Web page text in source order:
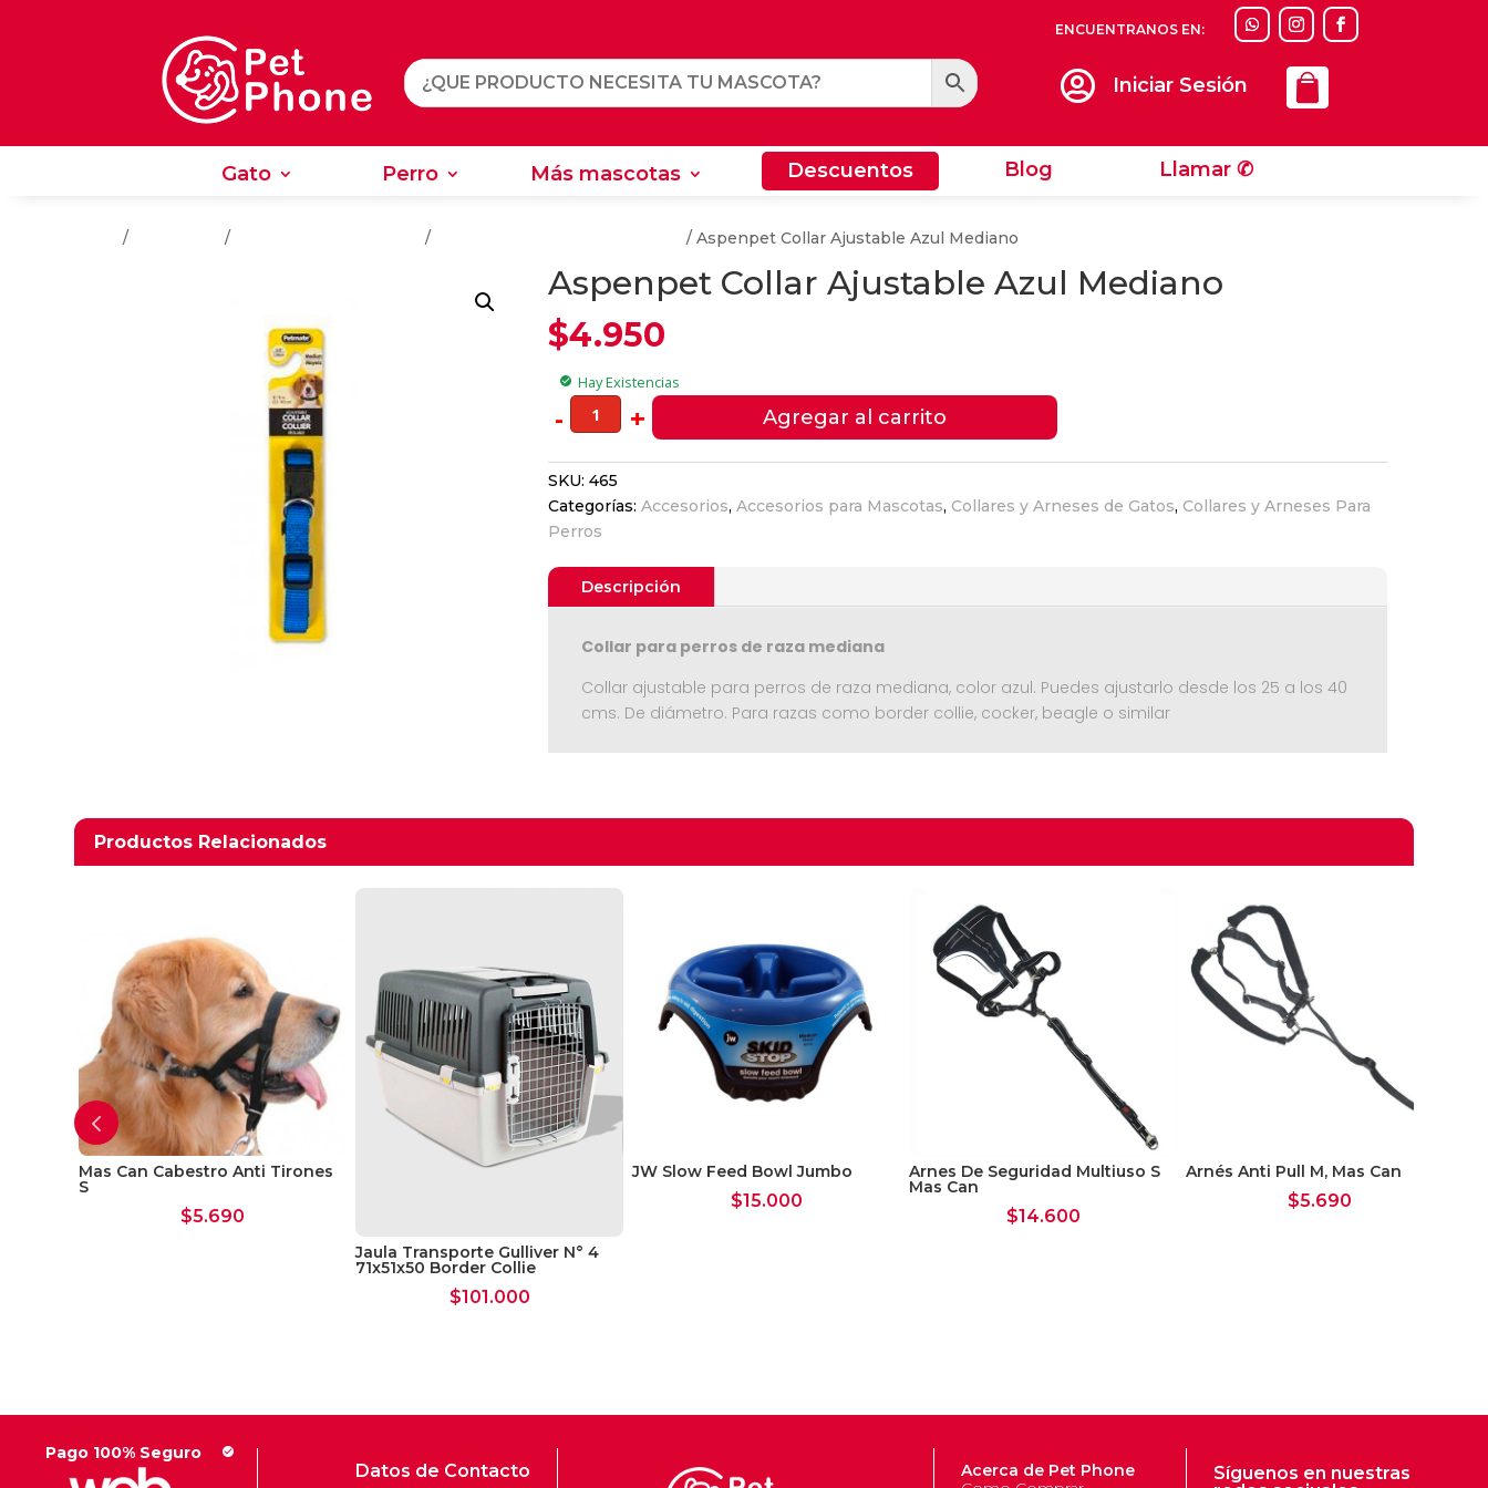
ENCUENTRANOS EN:
 Iniciar Sesión
Gato Perro Más mascotas Descuentos Blog Llamar ✆
Llamar ✆
/ / / / Aspenpet Collar Ajustable Azul Mediano
Aspenpet Collar Ajustable Azul Mediano
$4.950
check_circle Hay Existencias
- Aspenpet
Collar
Ajustable
Azul
Mediano
cantidad
+ Agregar al carrito
SKU: 465
Categorías: Accesorios, Accesorios para Mascotas, Collares y Arneses de Gatos, Collares y Arneses Para
Perros
Descripción
Collar para perros de raza mediana
Collar ajustable para perros de raza mediana, color azul. Puedes ajustarlo desde los 25 a los 40
cms. De diámetro. Para razas como border collie, cocker, beagle o similar
Productos Relacionados
Productos relacionados
Mas Can Cabestro Anti Tirones
S
$5.690
Jaula Transporte Gulliver N° 4
71x51x50 Border Collie
$101.000
JW Slow Feed Bowl Jumbo
$15.000
Arnes De Seguridad Multiuso S
Mas Can
$14.600
Arnés Anti Pull M, Mas Can
$5.690
Pago 100% Seguro check_circle
Datos de Contacto
Acerca de Pet Phone
Síguenos en nuestras